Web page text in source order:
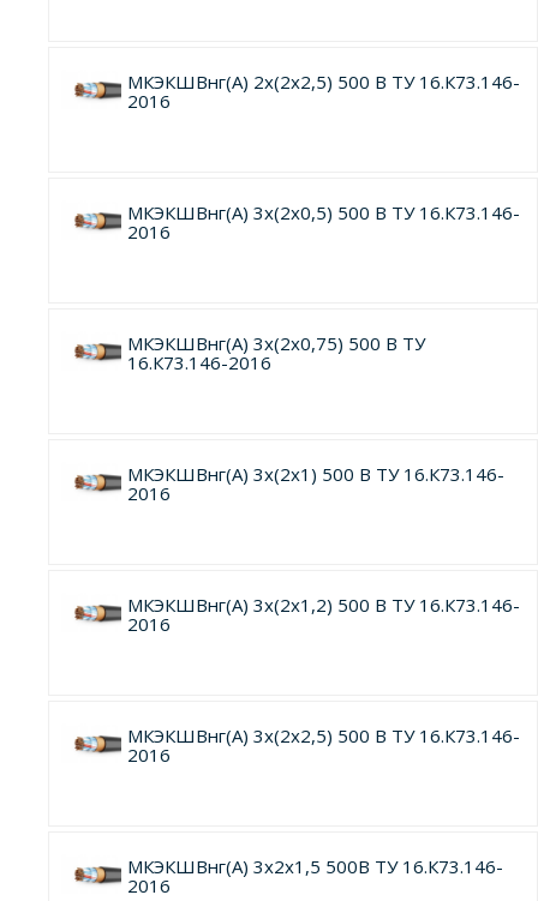
МКЭКШВнг(А) 2х(2х2,5) 500 В ТУ 16.К73.146-
2016
МКЭКШВнг(А) 3х(2х0,5) 500 В ТУ 16.К73.146-
2016
МКЭКШВнг(А) 3х(2х0,75) 500 В ТУ
16.К73.146-2016
МКЭКШВнг(А) 3х(2х1) 500 В ТУ 16.К73.146-
2016
МКЭКШВнг(А) 3х(2х1,2) 500 В ТУ 16.К73.146-
2016
МКЭКШВнг(А) 3х(2х2,5) 500 В ТУ 16.К73.146-
2016
МКЭКШВнг(А) 3х2х1,5 500В ТУ 16.К73.146-
2016